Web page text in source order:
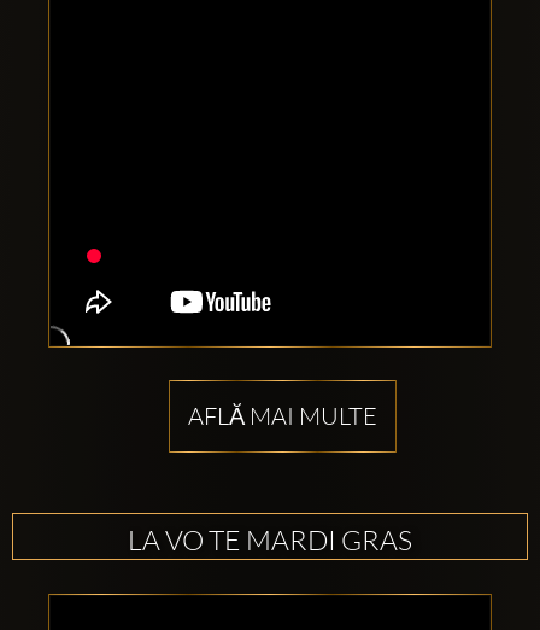
AFLĂ MAI MULTE
LA VO TE MARDI GRAS